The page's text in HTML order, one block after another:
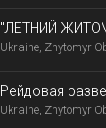
"ЛЕТНИЙ
(restart)
Ukraine, Zhytomyr
Рейдовая
Ukraine, Zhytomyr